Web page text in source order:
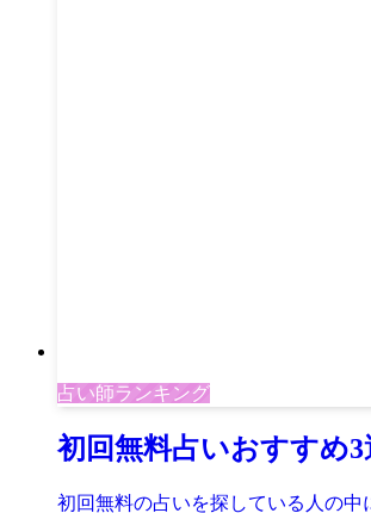
占い師ランキング
初回無料占いおすすめ
初回無料の占いを探している人の